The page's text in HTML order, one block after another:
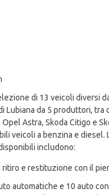
di 13 veicoli diversi
Lubiana da 5 produttori, tra
Astra, Skoda Citigo e
veicoli a benzina e diesel.
includono:
ritiro e restituzione con il
automatiche e 10 auto